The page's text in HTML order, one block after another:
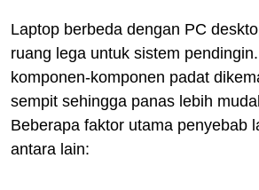
Laptop berbeda dengan PC
ruang lega untuk sistem
komponen-komponen padat
sempit sehingga panas lebih
Beberapa faktor utama penyebab
antara lain: